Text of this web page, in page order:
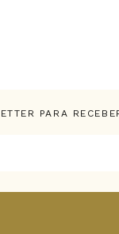
PARA